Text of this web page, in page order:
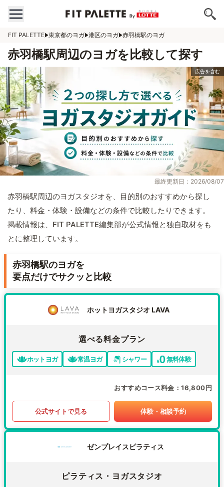
FIT PALETTE 東京都のヨガ 港区のヨガ 赤羽橋駅のヨガ
赤羽橋駅周辺のヨガを比較して探す
最終更新日：2026/08/07
赤羽橋駅周辺のヨガスタジオを、目的別のおすすめから探し
たり、料金・体験・設備などの条件で比較したりできます。
掲載情報は、FIT PALETTE編集部が公式情報と独自取材をも
とに整理しています。
赤羽橋駅のヨガを
要点だけでサクッと比較
ホットヨガスタジオ LAVA
選べる料金プラン
ホットヨガ 常温ヨガ シャワー 無料体験
おすすめコース料金 16,800円
公式サイトで見る 体験・相談予約
ゼンプレイスピラティス
ピラティス・ヨガスタジオ